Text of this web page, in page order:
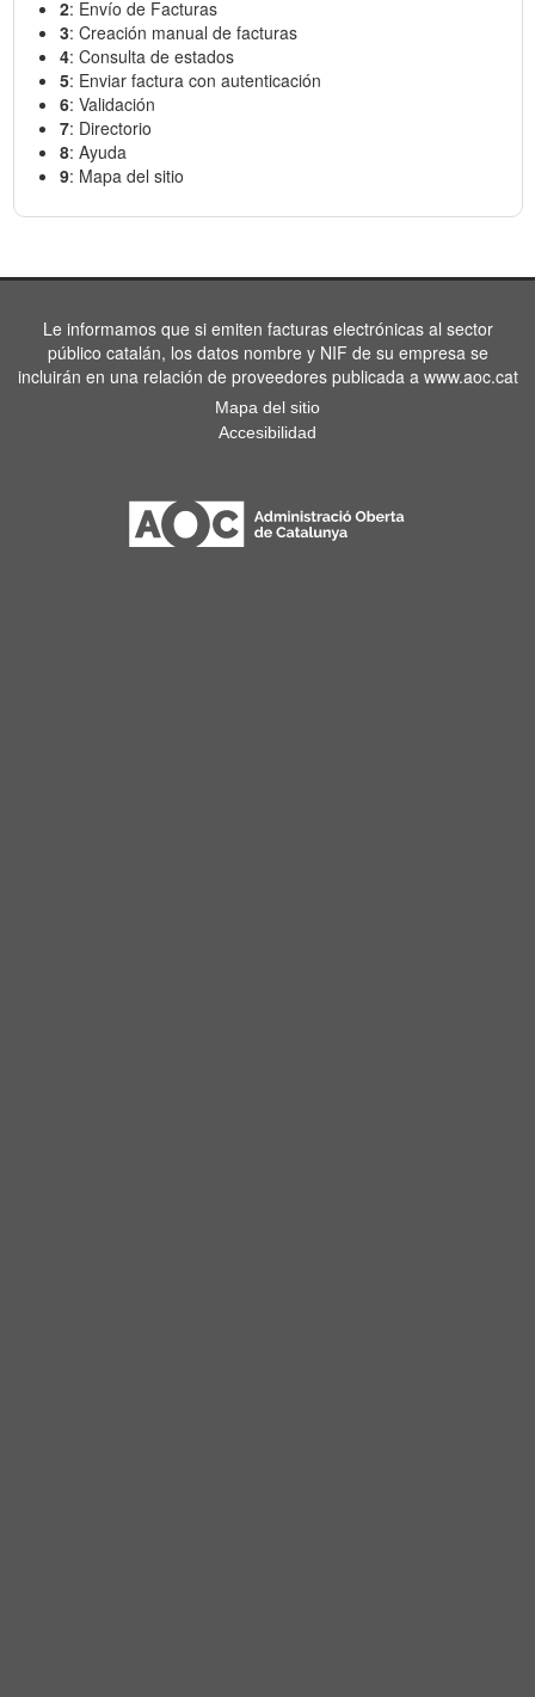
2: Envío de Facturas
3: Creación manual de facturas
4: Consulta de estados
5: Enviar factura con autenticación
6: Validación
7: Directorio
8: Ayuda
9: Mapa del sitio
Le informamos que si emiten facturas electrónicas al sector
público catalán, los datos nombre y NIF de su empresa se
incluirán en una relación de proveedores publicada a www.aoc.cat
Mapa del sitio
Accesibilidad